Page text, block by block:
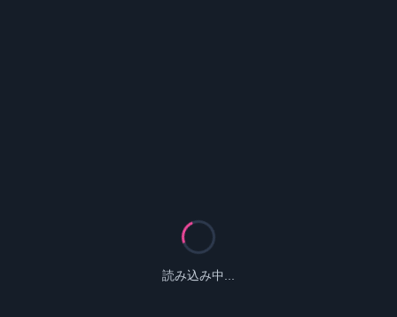
読み込み中...